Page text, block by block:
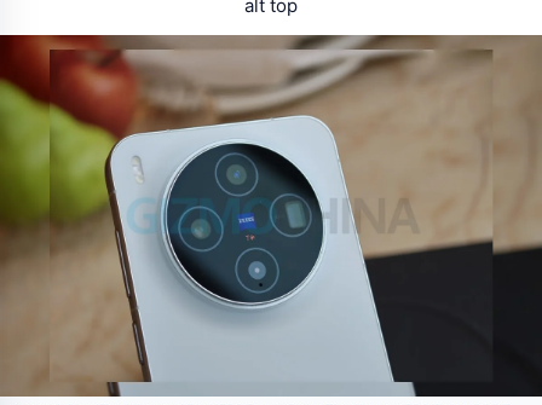
alt top